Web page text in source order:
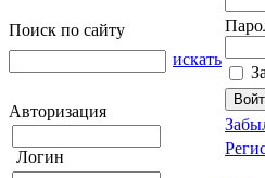
Поиск по сайту
искать
Авторизация
Логин